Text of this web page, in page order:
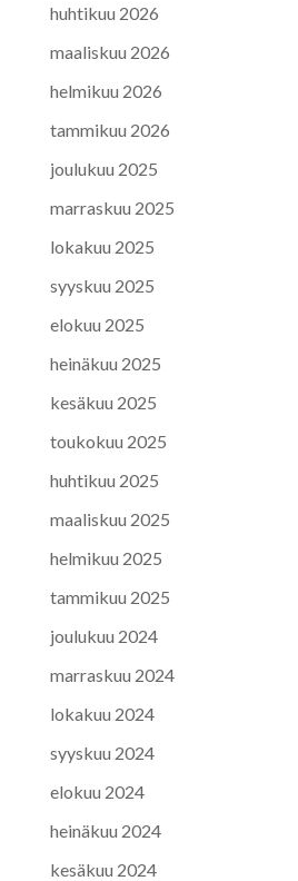
huhtikuu 2026
maaliskuu 2026
helmikuu 2026
tammikuu 2026
joulukuu 2025
marraskuu 2025
lokakuu 2025
syyskuu 2025
elokuu 2025
heinäkuu 2025
kesäkuu 2025
toukokuu 2025
huhtikuu 2025
maaliskuu 2025
helmikuu 2025
tammikuu 2025
joulukuu 2024
marraskuu 2024
lokakuu 2024
syyskuu 2024
elokuu 2024
heinäkuu 2024
kesäkuu 2024